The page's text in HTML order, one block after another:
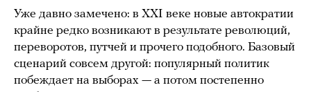
Уже давно замечено: в XXI веке новые автократии
крайне редко возникают в результате революций,
переворотов, путчей и прочего подобного. Базовый
сценарий совсем другой: популярный политик
побеждает на выборах — а потом постепенно